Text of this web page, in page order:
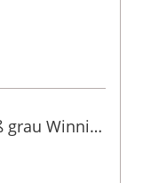
grau Winnie